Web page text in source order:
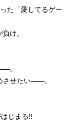
た「愛してるゲー
け。
。
させたい――。
じまる!!